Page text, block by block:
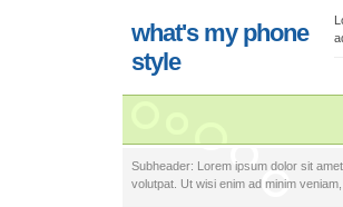
what's my phone
style
Subheader: Lorem ipsum dolor sit
volutpat. Ut wisi enim ad minim